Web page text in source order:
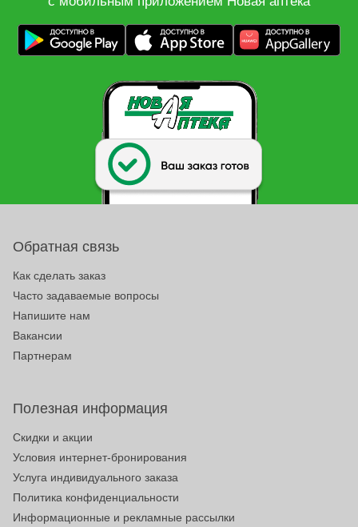
Обратная связь
Как сделать заказ
Часто задаваемые вопросы
Напишите нам
Вакансии
Партнерам
Полезная информация
Скидки и акции
Условия интернет-бронирования
Услуга индивидуального заказа
Политика конфиденциальности
Информационные и рекламные рассылки